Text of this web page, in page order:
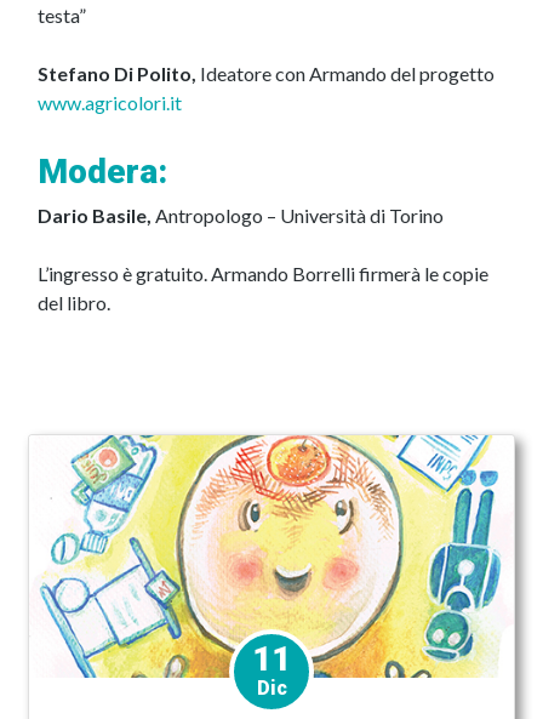
11
Dic
testa”
Stefano Di Polito, Ideatore con Armando del progetto
www.agricolori.it
Modera:
Dario Basile, Antropologo – Università di Torino
L’ingresso è gratuito. Armando Borrelli firmerà le copie
del libro.